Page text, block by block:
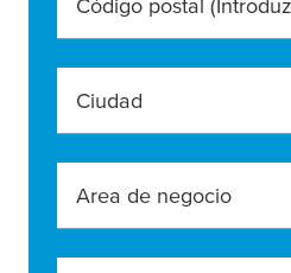
Ciudad
Area de negocio